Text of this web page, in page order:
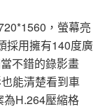
，螢幕亮
採用擁有140度廣
不錯的錄影畫
能清楚看到車
為H.264壓縮格